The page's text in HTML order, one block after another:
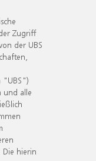
Zugriff
der UBS
"UBS")
und alle
hierin